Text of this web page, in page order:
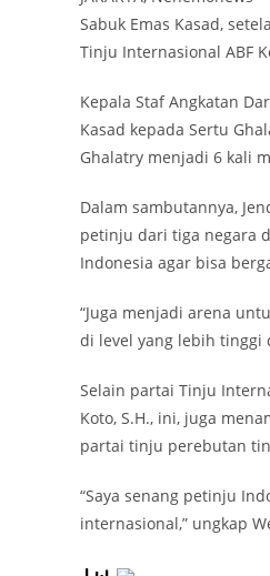
Sabuk Emas Kasad,
Tinju Internasional ABF
Kepala Staf Angkatan
Kasad kepada Sertu
Ghalatry menjadi 6 kali
Dalam sambutannya,
petinju dari tiga negara
Indonesia agar bisa
“Juga menjadi arena
di level yang lebih tinggi
Selain partai Tinju
Koto, S.H., ini, juga
partai tinju perebutan
“Saya senang petinju
internasional,” ungkap